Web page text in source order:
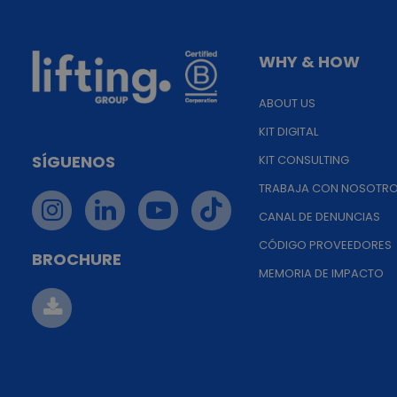
SÍGUENOS
BROCHURE
WHY & HOW
ABOUT US
KIT DIGITAL
KIT CONSULTING
TRABAJA CON
CANAL DE DENUNCIAS
CÓDIGO PROVEEDORES
MEMORIA DE IMPACTO